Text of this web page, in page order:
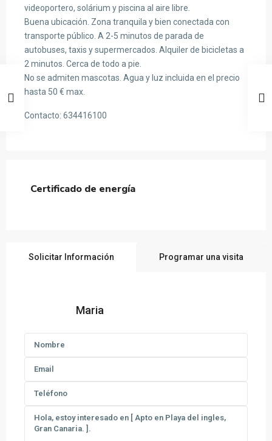
videoportero, solárium y piscina al aire libre.
Buena ubicación. Zona tranquila y bien conectada con
transporte público. A 2-5 minutos de parada de
autobuses, taxis y supermercados. Alquiler de bicicletas a
2 minutos. Cerca de todo a pie.
No se admiten mascotas. Agua y luz incluida en el precio
hasta 50 € max.
Contacto: 634416100
Certificado de energía
Solicitar Información Programar una visita
Maria